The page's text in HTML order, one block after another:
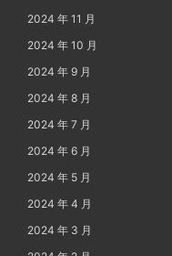
2024 年 11 月
2024 年 10 月
2024 年 9 月
2024 年 8 月
2024 年 7 月
2024 年 6 月
2024 年 5 月
2024 年 4 月
2024 年 3 月